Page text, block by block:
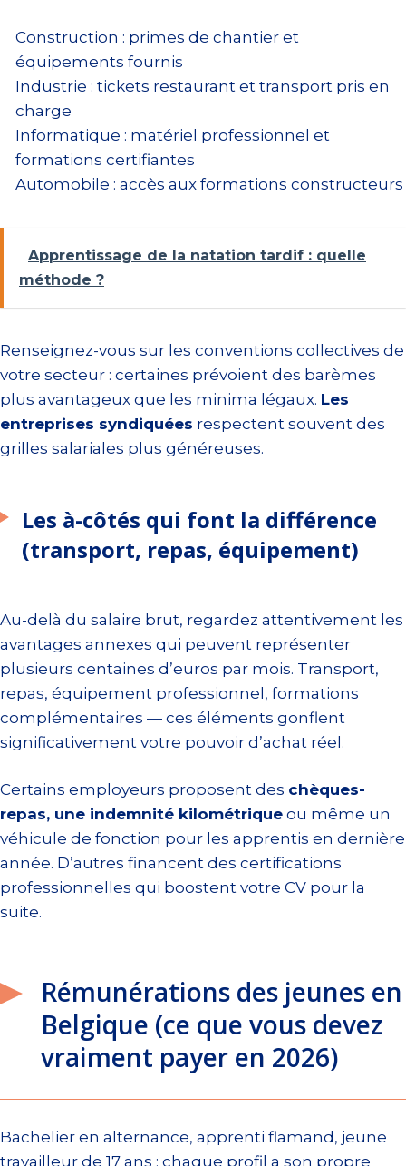
Construction : primes de chantier et
équipements fournis
Industrie : tickets restaurant et transport pris en
charge
Informatique : matériel professionnel et
formations certifiantes
Automobile : accès aux formations constructeurs
Apprentissage de la natation tardif : quelle
méthode ?
Renseignez-vous sur les conventions collectives de
votre secteur : certaines prévoient des barèmes
plus avantageux que les minima légaux. Les
entreprises syndiquées respectent souvent des
grilles salariales plus généreuses.
Les à-côtés qui font la différence
(transport, repas, équipement)
Au-delà du salaire brut, regardez attentivement les
avantages annexes qui peuvent représenter
plusieurs centaines d’euros par mois. Transport,
repas, équipement professionnel, formations
complémentaires — ces éléments gonflent
significativement votre pouvoir d’achat réel.
Certains employeurs proposent des chèques-
repas, une indemnité kilométrique ou même un
véhicule de fonction pour les apprentis en dernière
année. D’autres financent des certifications
professionnelles qui boostent votre CV pour la
suite.
Rémunérations des jeunes en
Belgique (ce que vous devez
vraiment payer en 2026)
Bachelier en alternance, apprenti flamand, jeune
travailleur de 17 ans : chaque profil a son propre